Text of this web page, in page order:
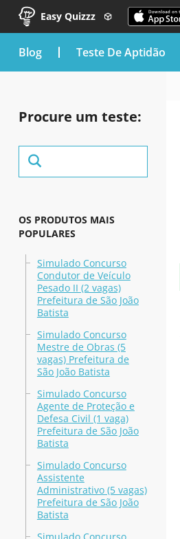
Easy Quizzz
blog Teste De Aptidão
Procure um teste:
OS PRODUTOS MAIS
POPULARES
Simulado Concurso
Condutor de Veículo
Pesado II (2 vagas)
Prefeitura de São João
Batista
Simulado Concurso
Mestre de Obras (5
vagas) Prefeitura de
São João Batista
Simulado Concurso
Agente de Proteção e
Defesa Civil (1 vaga)
Prefeitura de São João
Batista
Simulado Concurso
Assistente
Administrativo (5 vagas)
Prefeitura de São João
Batista